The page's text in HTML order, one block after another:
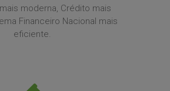
moderna, Crédito mais
Financeiro Nacional mais
eficiente.